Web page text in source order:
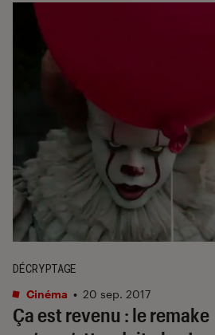
Ça est revenu : le remake
DÉCRYPTAGE
Cinéma • 20 sep. 2017